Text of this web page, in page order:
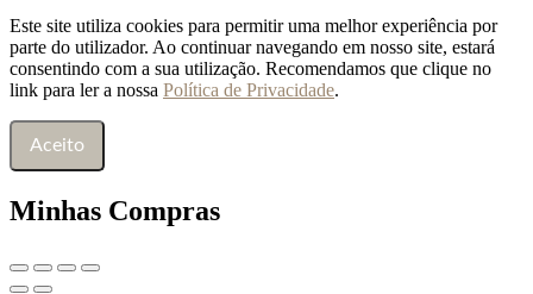
Este site utiliza cookies para permitir uma melhor experiência por
parte do utilizador. Ao continuar navegando em nosso site, estará
consentindo com a sua utilização. Recomendamos que clique no
link para ler a nossa Política de Privacidade.
Aceito
Minhas Compras